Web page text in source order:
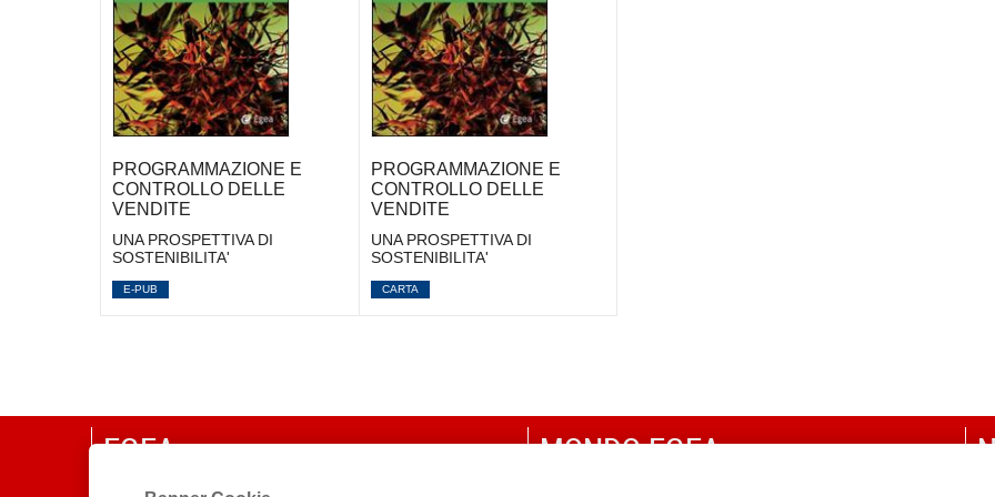
PROGRAMMAZIONE E
CONTROLLO DELLE
VENDITE
UNA PROSPETTIVA DI
SOSTENIBILITA'
E-PUB
PROGRAMMAZIONE E
CONTROLLO DELLE
VENDITE
UNA PROSPETTIVA DI
SOSTENIBILITA'
CARTA
EGEA MONDO EGEA